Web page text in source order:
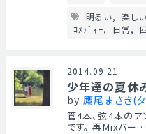
明るい 楽しい
ｺﾒﾃﾞｨｰ
日常
2014.09.21
少年達の夏休
by 鷹尾まさき(
管4本、弦4本のア
です。 再Mixバー…